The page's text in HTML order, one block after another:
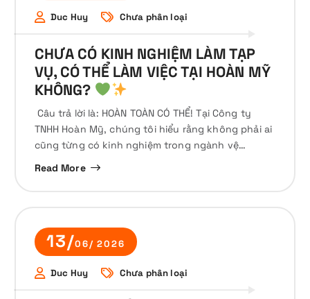
Duc Huy Chưa phân loại
CHƯA CÓ KINH NGHIỆM LÀM TẠP
VỤ, CÓ THỂ LÀM VIỆC TẠI HOÀN MỸ
KHÔNG?
​ Câu trả lời là: HOÀN TOÀN CÓ THỂ! Tại Công ty
TNHH Hoàn Mỹ, chúng tôi hiểu rằng không phải ai
cũng từng có kinh nghiệm trong ngành vệ…
Read More
13/06/ 2026
Duc Huy Chưa phân loại